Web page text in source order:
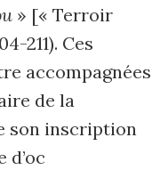
» [« Terroir
211). Ces
accompagnées
de la
son inscription
d’oc